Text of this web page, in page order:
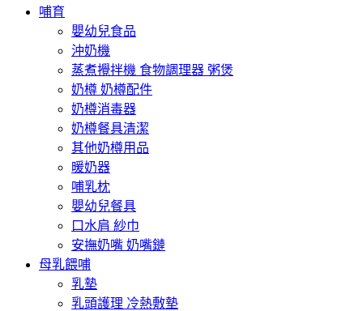
哺育
嬰幼兒食品
沖奶機
蒸煮攪拌機 食物調理器 粥煲
奶樽 奶樽配件
奶樽消毒器
奶樽餐具清潔
其他奶樽用品
暖奶器
哺乳枕
嬰幼兒餐具
口水肩 紗巾
安撫奶嘴 奶嘴鏈
母乳餵哺
乳墊
乳頭護理 冷熱敷墊